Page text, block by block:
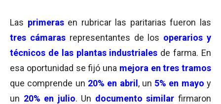
Las primerasen rubricar las paritarias fueron las
tres cámarasrepresentantes de los operarios y
técnicos de las plantas industriales de farma. En
esa oportunidad se fijó una mejora en tres tramos
que comprende un 20% en abril , un 5% en mayo y
un 20% en julio. Un documento similar firmaron